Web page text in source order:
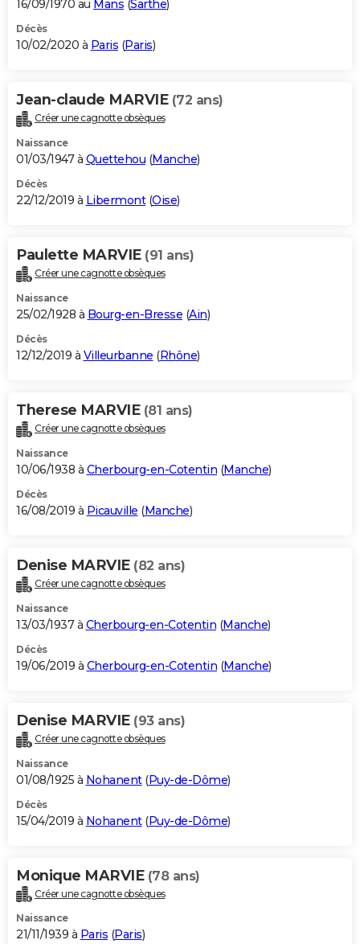
16/09/1970 au Mans (Sarthe)
Décès
10/02/2020 à Paris (Paris)
Jean-claude MARVIE (72 ans)
Créer une cagnotte obsèques
Naissance
01/03/1947 à Quettehou (Manche)
Décès
22/12/2019 à Libermont(Oise)
Paulette MARVIE (91 ans)
Créer une cagnotte obsèques
Naissance
25/02/1928 à Bourg-en-Bresse (Ain)
Décès
12/12/2019 à Villeurbanne (Rhône)
Therese MARVIE (81 ans)
Créer une cagnotte obsèques
Naissance
10/06/1938 à Cherbourg-en-Cotentin (Manche)
Décès
16/08/2019 à Picauville (Manche)
Denise MARVIE (82 ans)
Créer une cagnotte obsèques
Naissance
13/03/1937 à Cherbourg-en-Cotentin (Manche)
Décès
19/06/2019 à Cherbourg-en-Cotentin (Manche)
Denise MARVIE (93 ans)
Créer une cagnotte obsèques
Naissance
01/08/1925 à Nohanent(Puy-de-Dôme)
Décès
15/04/2019 à Nohanent(Puy-de-Dôme)
Monique MARVIE (78 ans)
Créer une cagnotte obsèques
Naissance
21/11/1939 à Paris (Paris)